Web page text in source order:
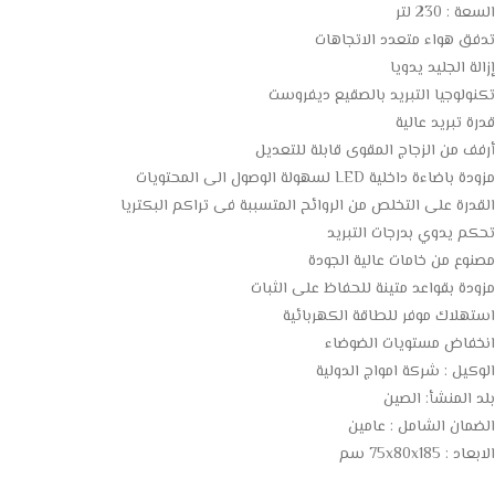
السعة : 230 لتر
تدفق هواء متعدد الاتجاهات
إزالة الجليد يدويا
تكنولوجيا التبريد بالصقيع ديفروست
قدرة تبريد عالية
أرفف من الزجاج المقوى قابلة للتعديل
مزودة باضاءة داخلية LED لسهولة الوصول الى المحتويات
القدرة على التخلص من الروائح المتسببة فى تراكم البكتريا
تحكم يدوي بدرجات التبريد
مصنوع من خامات عالية الجودة
مزودة بقواعد متينة للحفاظ على الثبات
استهلاك موفر للطاقة الكهربائية
انخفاض مستويات الضوضاء
الوكيل : شركة امواج الدولية
بلد المنشأ: الصين
الضمان الشامل : عامين
الابعاد : 75x80x185 سم